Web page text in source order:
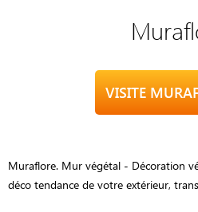
VISITE
Muraflore. Mur végétal - Décoration
déco tendance de votre extérieur,